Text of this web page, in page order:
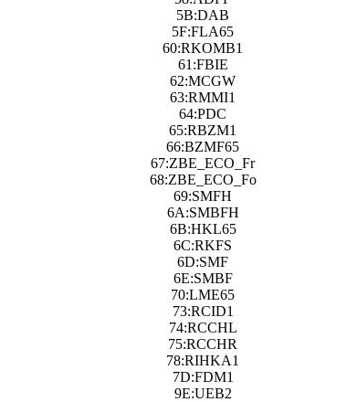
5B:DAB
5F:FLA65
60:RKOMB1
61:FBIE
62:MCGW
63:RMMI1
64:PDC
65:RBZM1
66:BZMF65
67:ZBE_ECO_Fr
68:ZBE_ECO_Fo
69:SMFH
6A:SMBFH
6B:HKL65
6C:RKFS
6D:SMF
6E:SMBF
70:LME65
73:RCID1
74:RCCHL
75:RCCHR
78:RIHKA1
7D:FDM1
9E:UEB2